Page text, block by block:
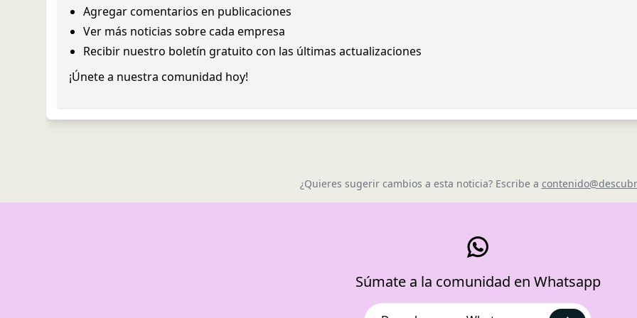
Agregar comentarios en publicaciones
Ver más noticias sobre cada empresa
Recibir nuestro boletín gratuito con las últimas actualizaciones
¡Únete a nuestra comunidad hoy!
¿Quieres sugerir cambios a esta noticia? Escribe a
Súmate a la comunidad en Whatsapp